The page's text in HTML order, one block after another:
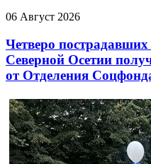
06 Август 2026
Четверо пострадавших
Северной Осетии
от Отделения